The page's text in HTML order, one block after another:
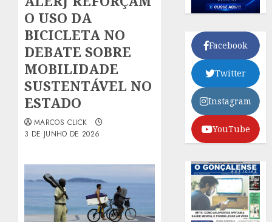
O USO DA
BICICLETA NO
DEBATE SOBRE
MOBILIDADE
SUSTENTÁVEL NO
ESTADO
MARCOS CLICK
3 DE JUNHO DE 2026
Facebook
Twitter
Instagram
YouTube